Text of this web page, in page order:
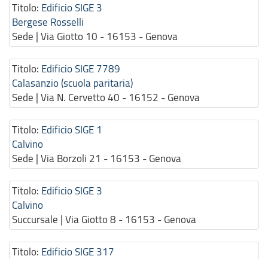
Titolo: Edificio SIGE 3
Bergese Rosselli
Sede | Via Giotto 10 - 16153 - Genova
Titolo: Edificio SIGE 7789
Calasanzio (scuola paritaria)
Sede | Via N. Cervetto 40 - 16152 - Genova
Titolo: Edificio SIGE 1
Calvino
Sede | Via Borzoli 21 - 16153 - Genova
Titolo: Edificio SIGE 3
Calvino
Succursale | Via Giotto 8 - 16153 - Genova
Titolo: Edificio SIGE 317